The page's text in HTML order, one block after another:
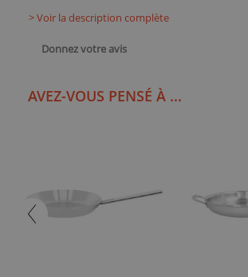
> Voir la description complète
Donnez votre avis
AVEZ-VOUS PENSÉ À ...